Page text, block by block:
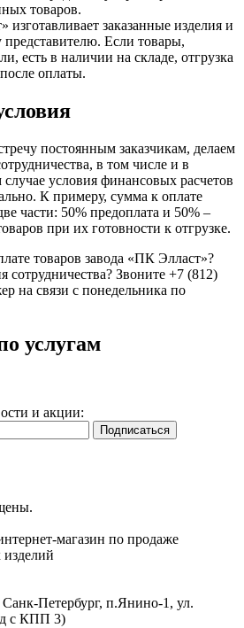
товаров.
изготавливает заказанные изделия и
Если товары,
есть в наличии на складе, отгрузка
оплаты.
постоянным заказчикам, делаем
в том числе и в
условия финансовых расчетов
К примеру, сумма к оплате
части: 50% предоплата и 50% –
при их готовности к отгрузке.
товаров завода «ПК Элласт»?
сотрудничества? Звоните +7 (812)
на связи с понедельника по
услугам
и акции:
магазин по продаже
изделий
Санк-Петербург, п.Янино-1, ул.
с КПП 3)